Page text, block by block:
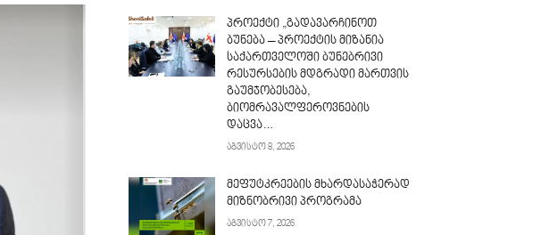
პროექტი „გადავარჩინოთ
ბუნება – პროექტის მიზანია
საქართველოში ბუნებრივი
რესურსების მდგრადი მართვის
გაუმჯობესება,
ბიომრავალფეროვნების
დაცვა…
აგვისტო 8, 2026
მეფუტკრეების მხარდასაჭერად
მიზნობრივი პროგრამა
აგვისტო 7, 2026